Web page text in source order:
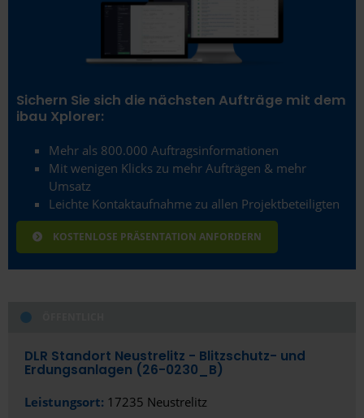
Fulda
Fürstenfeldbruck
Fürth
Gelsenkirchen
Gera
Gießen
Göttingen
Greifswald
Sichern Sie sich die nächsten Aufträge mit dem
ibau Xplorer:
Mehr als 800.000 Auftragsinformationen
Mit wenigen Klicks zu mehr Aufträgen & mehr
Umsatz
Leichte Kontaktaufnahme zu allen Projektbeteiligten
KOSTENLOSE PRÄSENTATION ANFORDERN
DLR Standort Neustrelitz - Blitzschutz- und
Erdungsanlagen (26-0230_B)
Leistungsort: 17235 Neustrelitz